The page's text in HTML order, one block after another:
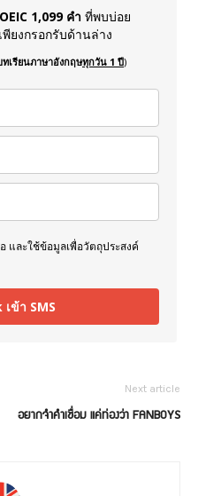
1,099 คำ ที่พบบ่อย
เพียงกรอกรับด้านล่าง
เรียนภาษาอังกฤษทุกวัน 1 ปี)
และใช้ข้อมูลเพื่อวัตถุประสงค์
ข้า SMS
Next article
อยากจำคำเชื่อม แค่ท่องว่า FANBOYS